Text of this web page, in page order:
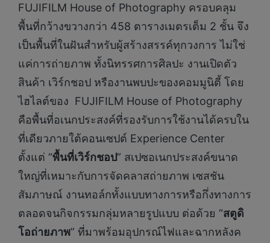
FUJIFILM House of Photography ครอบคลุม
พื้นที่กว้างขวางกว่า 458 ตารางเมตรเต็ม 2 ชั้น จึง
เป็นพื้นที่ในฝันสำหรับผู้สร้างสรรค์ทุกวงการ ไม่ใช่
แค่การถ่ายภาพ ทั้งนิทรรศการศิลปะ งานเปิดตัว
สินค้า เวิร์กชอป หรืองานพบปะของคอมมูนิตี้ โดย
ไฮไลต์ของ FUJIFILM House of Photography
คือพื้นที่อเนกประสงค์ที่รองรับการใช้งานได้ครบใน
ที่เดียวภายใต้คอนเซปต์ Experience Center
ตั้งแต่ “พื้นที่เวิร์กชอป” สเปซอเนกประสงค์ขนาด
ใหญ่ที่เหมาะกับการจัดคลาสถ่ายภาพ เซสชัน
สัมภาษณ์ งานทอล์กทั้งแบบทางการหรือกึ่งทางการ
ตลอดจนกิจกรรมกลุ่มหลายรูปแบบ ต่อด้วย “สตูดิ
โอถ่ายภาพ” ที่มาพร้อมอุปกรณ์ไฟและฉากหลังค